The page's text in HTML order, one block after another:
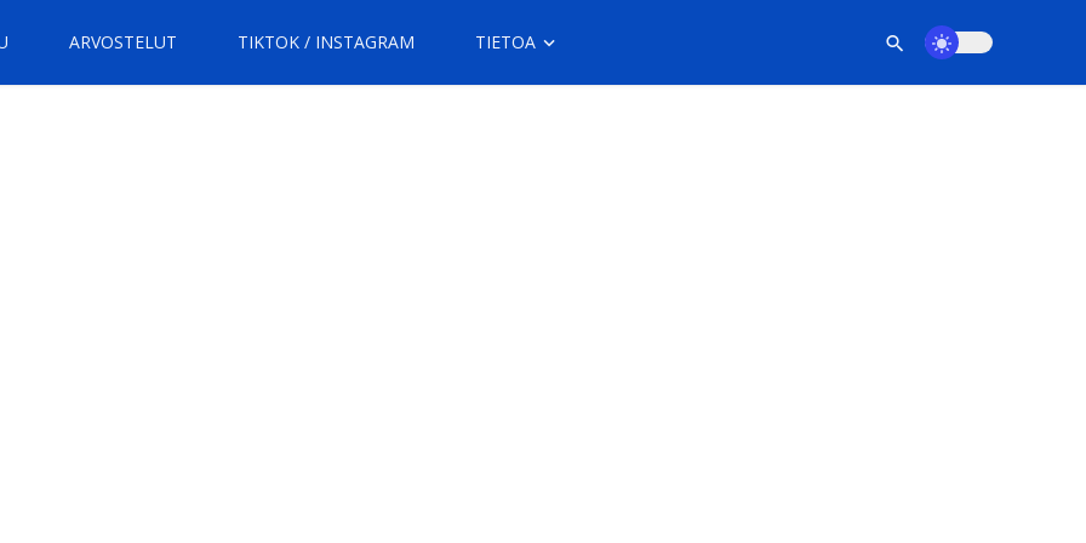
ARVOSTELUT TIKTOK / INSTAGRAM TIETOA